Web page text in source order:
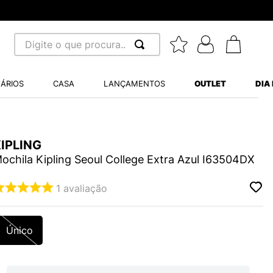
Digite o que procura...
CASA LANÇAMENTOS OUTLET DIA
Kipling Seoul College Extra Azul I63504DX
1 avaliação
Único
BALANCE 530
WHITE
VANS ULTRARANGE